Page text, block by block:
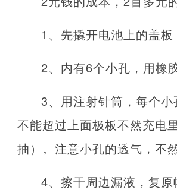
1、先撬开电池上的盖
2、内有6个小孔，用橡
3、用注射针筒，每个
不能超过上面极板不然充电
抽）。注意小孔的透气，不
4、擦干周边漏液，复